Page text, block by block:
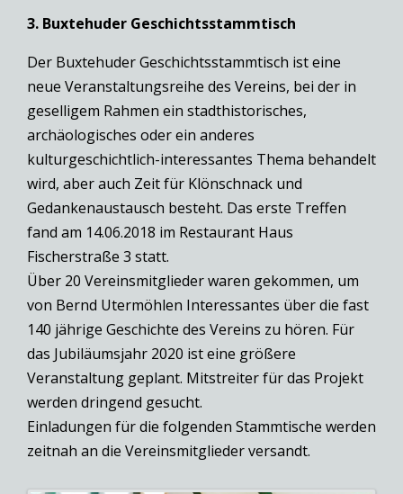
3. Buxtehuder Geschichtsstammtisch
Der Buxtehuder Geschichtsstammtisch ist eine
neue Veranstaltungsreihe des Vereins, bei der in
geselligem Rahmen ein stadthistorisches,
archäologisches oder ein anderes
kulturgeschichtlich-interessantes Thema behandelt
wird, aber auch Zeit für Klönschnack und
Gedankenaustausch besteht. Das erste Treffen
fand am 14.06.2018 im Restaurant Haus
Fischerstraße 3 statt.
Über 20 Vereinsmitglieder waren gekommen, um
von Bernd Utermöhlen Interessantes über die fast
140 jährige Geschichte des Vereins zu hören. Für
das Jubiläumsjahr 2020 ist eine größere
Veranstaltung geplant. Mitstreiter für das Projekt
werden dringend gesucht.
Einladungen für die folgenden Stammtische werden
zeitnah an die Vereinsmitglieder versandt.